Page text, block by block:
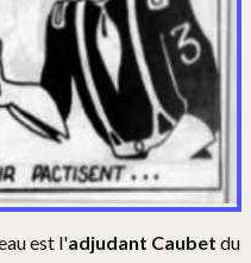
est l'adjudant Caubet du